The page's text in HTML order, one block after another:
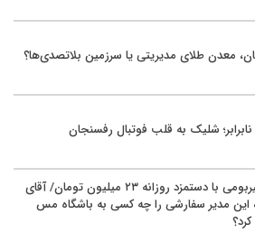
معدن طلای مدیریتی یا سرزمین بلاتصدی‌ها؟
شلیک به قلب فوتبال رفسنجان
مدیر غیربومی با دستمزد روزانه ۲۳ میلیون تومان/ آقای
این مدیر سفارشی را چه کسی به باشگاه مس